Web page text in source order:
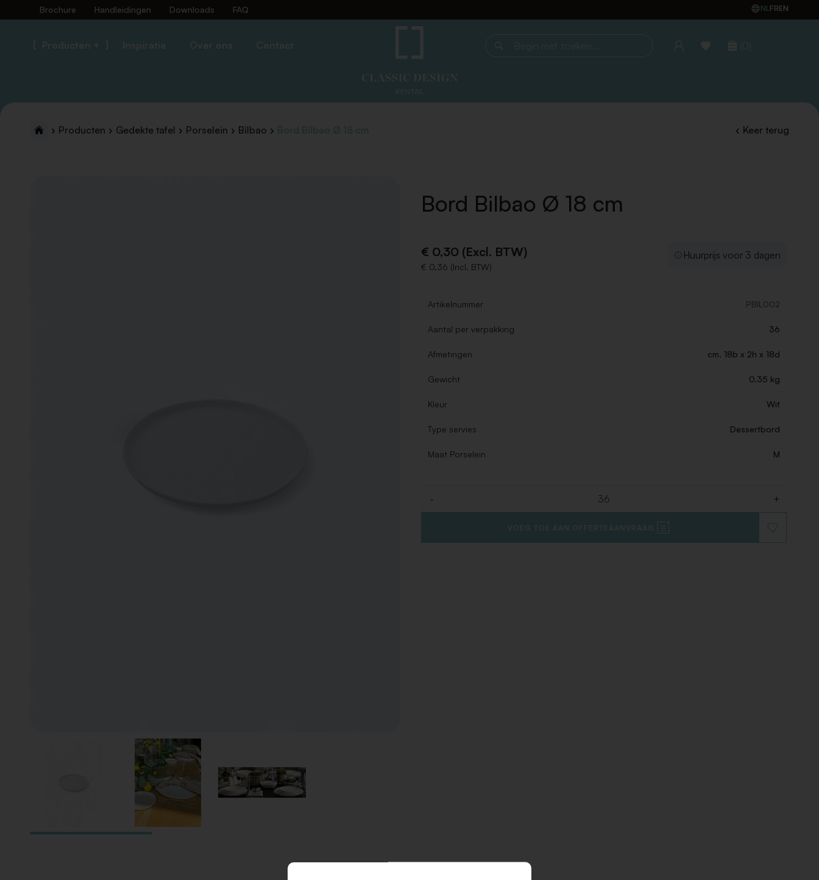
Brochure Handleidingen Downloads FAQ NLFREN
Producten + Inspiratie Over ons Contact
Begin met zoeken... (0)
Producten Gedekte tafel Porselein Bilbao Bord Bilbao Ø 18 cm Keer terug
Bord Bilbao Ø 18 cm
€ 0,30 (Excl. BTW)
€ 0,36 (Incl. BTW)
Huurprijs voor 3 dagen
Artikelnummer PBIL002
Aantal per verpakking 36
Afmetingen cm. 18b x 2h x 18d
Gewicht 0.35 kg
Kleur Wit
Type servies Dessertbord
Maat Porselein M
- +
VOEG TOE AAN OFFERTEAANVRAAG
TOE